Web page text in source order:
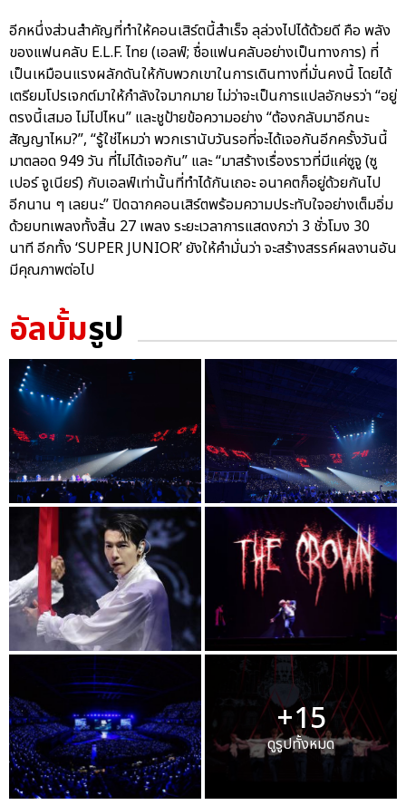
อีกหนึ่งส่วนสำคัญที่ทำให้คอนเสิร์ตนี้สำเร็จ ลุล่วงไปได้ด้วยดี คือ พลัง
ของแฟนคลับ E.L.F. ไทย (เอลฟ์; ชื่อแฟนคลับอย่างเป็นทางการ) ที่
เป็นเหมือนแรงผลักดันให้กับพวกเขาในการเดินทางที่มั่นคงนี้ โดยได้
เตรียมโปรเจกต์มาให้กำลังใจมากมาย ไม่ว่าจะเป็นการแปลอักษรว่า “อยู่
ตรงนี้เสมอ ไม่ไปไหน” และชูป้ายข้อความอย่าง “ต้องกลับมาอีกนะ
สัญญาไหม?”, “รู้ใช่ไหมว่า พวกเรานับวันรอที่จะได้เจอกันอีกครั้งวันนี้
มาตลอด 949 วัน ที่ไม่ได้เจอกัน” และ “มาสร้างเรื่องราวที่มีแค่ซูจู (ซู
เปอร์ จูเนียร์) กับเอลฟ์เท่านั้นที่ทำได้กันเถอะ อนาคตก็อยู่ด้วยกันไป
อีกนาน ๆ เลยนะ” ปิดฉากคอนเสิร์ตพร้อมความประทับใจอย่างเต็มอิ่ม
ด้วยบทเพลงทั้งสิ้น 27 เพลง ระยะเวลาการแสดงกว่า 3 ชั่วโมง 30
นาที อีกทั้ง ‘SUPER JUNIOR’ ยังให้คำมั่นว่า จะสร้างสรรค์ผลงานอัน
มีคุณภาพต่อไป
อัลบั้มรูป
+15
ดูรูปทั้งหมด